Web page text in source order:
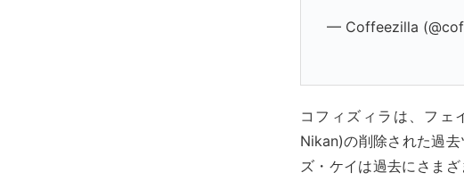
— Coffeezilla
コフィズィラは、フェ
Nikan)の削除された過
ズ・ケイは過去にさま